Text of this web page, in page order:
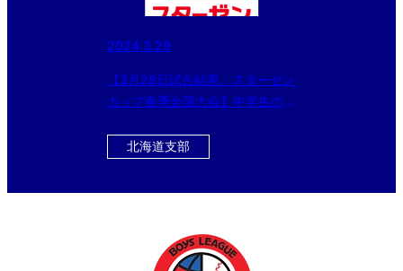
2024.3.29
【3月28日試合結果 スターゼン
カップ春季全国大会】中学生の部
4が出揃う！！
北海道支部